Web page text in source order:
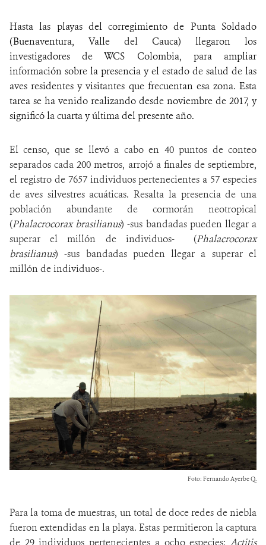
Hasta las playas del corregimiento de Punta Soldado
(Buenaventura, Valle del Cauca) llegaron los
investigadores de WCS Colombia, para ampliar
información sobre la presencia y el estado de salud de las
aves residentes y visitantes que frecuentan esa zona. Esta
tarea se ha venido realizando desde noviembre de 2017, y
significó la cuarta y última del presente año.
El censo, que se llevó a cabo en 40 puntos de conteo
separados cada 200 metros, arrojó a finales de septiembre,
el registro de 7657 individuos pertenecientes a 57 especies
de aves silvestres acuáticas. Resalta la presencia de una
población abundante de cormorán neotropical
(Phalacrocorax brasilianus) -sus bandadas pueden llegar a
superar el millón de individuos- (Phalacrocorax
brasilianus) -sus bandadas pueden llegar a superar el
millón de individuos-.
Foto: Fernando Ayerbe Q.
Para la toma de muestras, un total de doce redes de niebla
fueron extendidas en la playa. Estas permitieron la captura
de 29 individuos pertenecientes a ocho especies: Actitis